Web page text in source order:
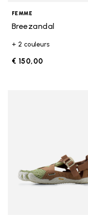
FEMME
Breezandal
+ 2 couleurs
€ 150,00